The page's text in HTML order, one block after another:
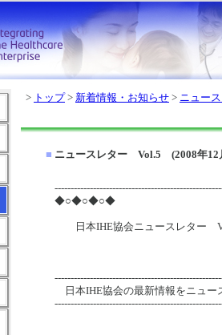
> トップ> 新着情報・お知らせ > ニュー
■ ニュースレター Vol.5 (2008年12
◆○◆○◆○◆
日本IHE協会ニュースレター
日本IHE協会の最新情報をニュー